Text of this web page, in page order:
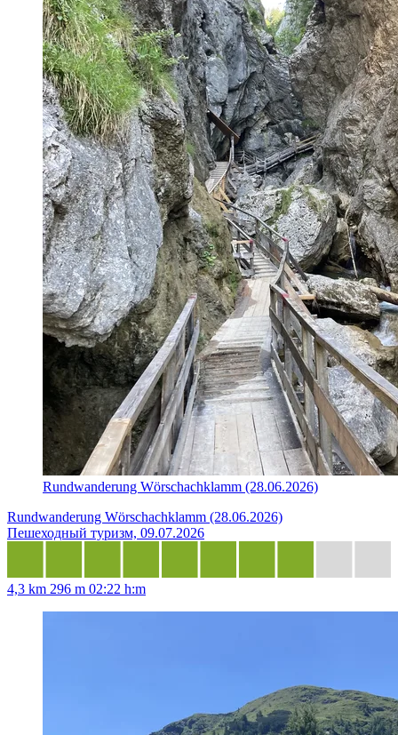
Rundwanderung Wörschachklamm (28.06.2026)
Rundwanderung Wörschachklamm (28.06.2026)
Пешеходный туризм, 09.07.2026
4,3 km 296 m 02:22 h:m